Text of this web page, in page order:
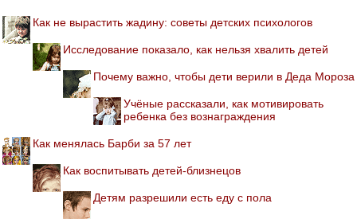
Как не вырастить жадину: советы детских психологов
Исследование показало, как нельзя хвалить детей
Почему важно, чтобы дети верили в Деда Мороза
Учёные рассказали, как мотивировать
ребенка без вознаграждения
Как менялась Барби за 57 лет
Как воспитывать детей-близнецов
Детям разрешили есть еду с пола